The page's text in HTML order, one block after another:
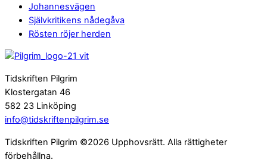
Johannesvägen
Självkritikens nådegåva
Rösten röjer herden
Tidskriften Pilgrim
Klostergatan 46
582 23 Linköping
info@tidskriftenpilgrim.se
Tidskriften Pilgrim ©2026 Upphovsrätt. Alla rättigheter
förbehållna.